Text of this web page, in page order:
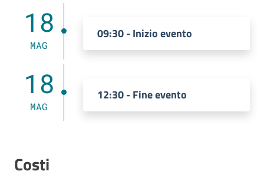
18
MAG
09:30 - Inizio evento
18
MAG
12:30 - Fine evento
Costi